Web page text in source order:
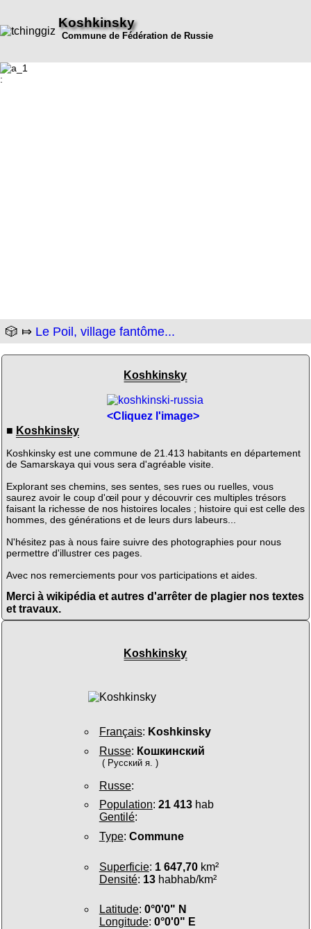
Koshkinsky
Commune de Fédération de Russie
:
🎲 ⤇ Le Poil, village fantôme...
Koshkinsky
<Cliquez l'image>
■ Koshkinsky
Koshkinsky est une commune de 21.413 habitants en département
de Samarskaya qui vous sera d'agréable visite.
Explorant ses chemins, ses sentes, ses rues ou ruelles, vous
saurez avoir le coup d'œil pour y découvrir ces multiples trésors
faisant la richesse de nos histoires locales ; histoire qui est celle des
hommes, des générations et de leurs durs labeurs...
N'hésitez pas à nous faire suivre des photographies pour nous
permettre d'illustrer ces pages.
Avec nos remerciements pour vos participations et aides.
Merci à wikipédia et autres d'arrêter de plagier nos textes
et travaux.
Koshkinsky
Français: Koshkinsky
Russe: Кошкинский
( Русский я. )
Russe:
Population: 21 413hab
Gentilé:
Type: Commune
Superficie: 1 647,70km²
Densité: 13habhab/km²
Latitude: 0°0'0" N
Longitude: 0°0'0" E